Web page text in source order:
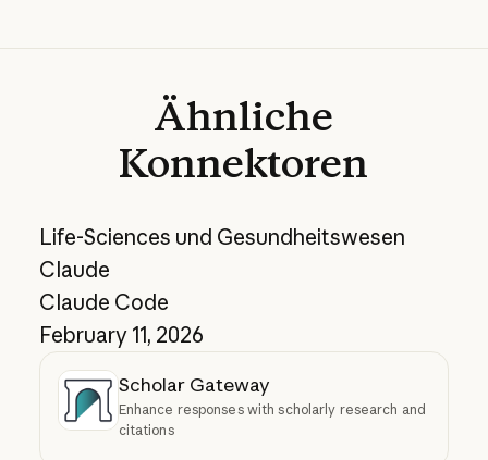
Ähnliche
Konnektoren
Life-Sciences und Gesundheitswesen
Claude
Claude Code
February 11, 2026
Scholar Gateway
Enhance responses with scholarly research and
citations